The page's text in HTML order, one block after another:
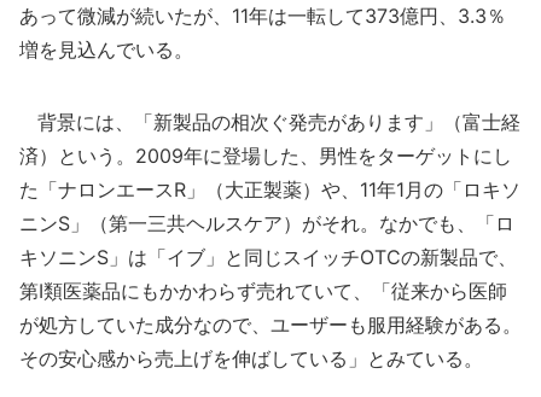
あって微減が続いたが、11年は一転して373億円、3.3％
増を見込んでいる。
背景には、「新製品の相次ぐ発売があります」（富士経
済）という。2009年に登場した、男性をターゲットにし
た「ナロンエースR」（大正製薬）や、11年1月の「ロキソ
ニンS」（第一三共ヘルスケア）がそれ。なかでも、「ロ
キソニンS」は「イブ」と同じスイッチOTCの新製品で、
第I類医薬品にもかかわらず売れていて、「従来から医師
が処方していた成分なので、ユーザーも服用経験がある。
その安心感から売上げを伸ばしている」とみている。